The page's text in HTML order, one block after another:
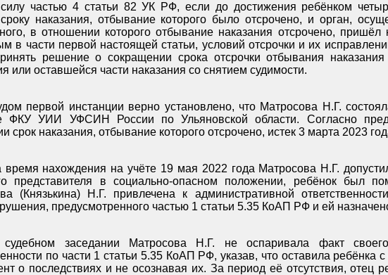
частью 4 статьи 82 УК РФ, если до достижения ребёнком
наказания, отбывание которого было отсрочено, и орган,
в отношении которого отбывание наказания отсрочено,
в части первой настоящей статьи, условий отсрочки и их
решение о сокращении срока отсрочки отбывания
или оставшейся части наказания со снятием судимости.
первой инстанции верно установлено, что Матросова Н.Г.
ФКУ УИИ УФСИН России по Ульяновской области. Согласно
срок наказания, отбывание которого отсрочено, истек 3 марта 2023
время нахождения на учёте 19 мая 2022 года Матросова Н.Г.
представителя в социально-опасном положении, ребёнок
(Князькина) Н.Г. привлечена к административной
предусмотренного частью 1 статьи 5.35 КоАП РФ и ей
заседании Матросова Н.Г. не оспаривала факт
по части 1 статьи 5.35 КоАП РФ, указав, что оставила ребёнка
о последствиях и не осознавая их. За период её отсутствия, отец